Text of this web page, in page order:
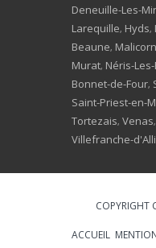
Deneuille-Les-
Larequille, Hyds,
Beaune,
Murat, Néris-
Bonnet-de-Four,
Saint-Priest-en-
Tortezais, Venas,
Villefranche-
COPYRIGHT
ACCUEIL